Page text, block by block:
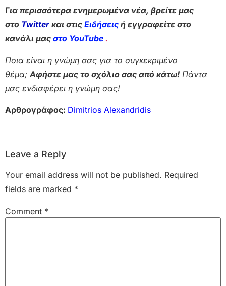
Για περισσότερα ενημερωμένα νέα, βρείτε μας
στο Twitter και στις Ειδήσεις ή εγγραφείτε στο
κανάλι μας στο YouTube .
Ποια είναι η γνώμη σας για το συγκεκριμένο
θέμα; Αφήστε μας το σχόλιο σας από κάτω! Πάντα
μας ενδιαφέρει η γνώμη σας!
Αρθρογράφος: Dimitrios Alexandridis
Leave a Reply
Your email address will not be published. Required
fields are marked *
Comment *